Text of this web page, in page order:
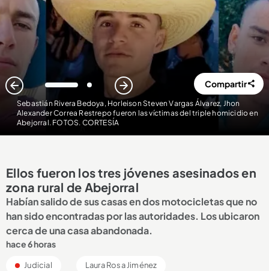
Sebastián Rivera Bedoya, Horleison Steven Vargas Álvarez, Jhon
Alexander Correa Restrepo fueron las víctimas del triple homicidio en
Abejorral. FOTOS. CORTESÍA
1 2 Compartir
Ellos fueron los tres jóvenes asesinados en
zona rural de Abejorral
Habían salido de sus casas en dos motocicletas que no
han sido encontradas por las autoridades. Los ubicaron
cerca de una casa abandonada.
hace 6 horas
Judicial Laura Rosa Jiménez